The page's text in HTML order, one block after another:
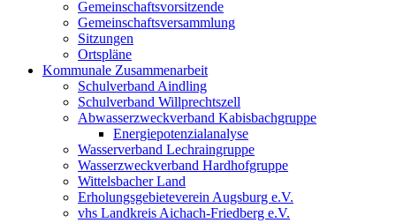
Gemeinschaftsvorsitzende
Gemeinschaftsversammlung
Sitzungen
Ortspläne
Kommunale Zusammenarbeit
Schulverband Aindling
Schulverband Willprechtszell
Abwasserzweckverband Kabisbachgruppe
Energiepotenzialanalyse
Wasserverband Lechraingruppe
Wasserzweckverband Hardhofgruppe
Wittelsbacher Land
Erholungsgebieteverein Augsburg e.V.
vhs Landkreis Aichach-Friedberg e.V.